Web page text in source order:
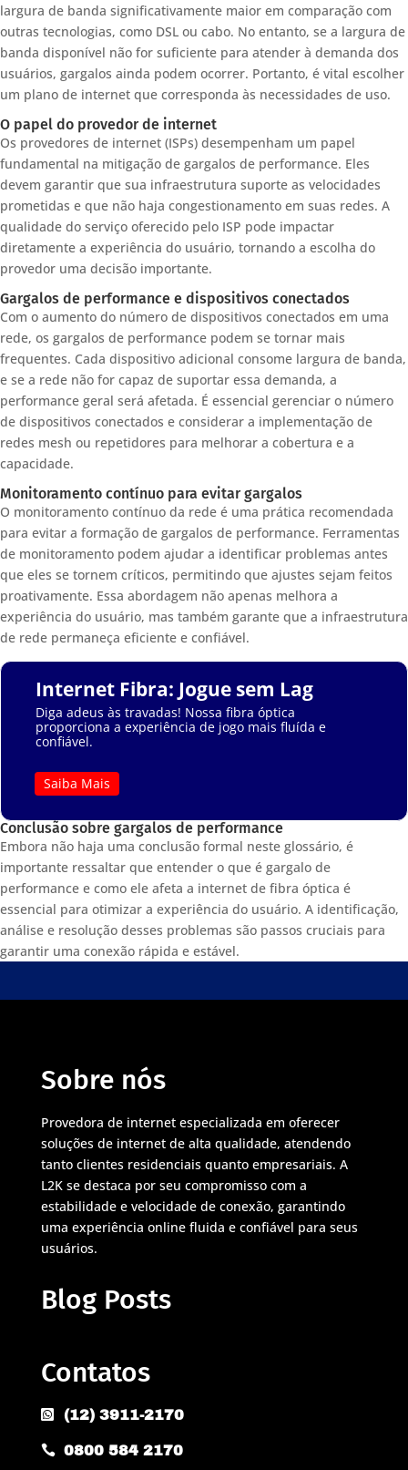
largura de banda significativamente maior em comparação com
outras tecnologias, como DSL ou cabo. No entanto, se a largura de
banda disponível não for suficiente para atender à demanda dos
usuários, gargalos ainda podem ocorrer. Portanto, é vital escolher
um plano de internet que corresponda às necessidades de uso.
O papel do provedor de internet
Os provedores de internet (ISPs) desempenham um papel
fundamental na mitigação de gargalos de performance. Eles
devem garantir que sua infraestrutura suporte as velocidades
prometidas e que não haja congestionamento em suas redes. A
qualidade do serviço oferecido pelo ISP pode impactar
diretamente a experiência do usuário, tornando a escolha do
provedor uma decisão importante.
Gargalos de performance e dispositivos conectados
Com o aumento do número de dispositivos conectados em uma
rede, os gargalos de performance podem se tornar mais
frequentes. Cada dispositivo adicional consome largura de banda,
e se a rede não for capaz de suportar essa demanda, a
performance geral será afetada. É essencial gerenciar o número
de dispositivos conectados e considerar a implementação de
redes mesh ou repetidores para melhorar a cobertura e a
capacidade.
Monitoramento contínuo para evitar gargalos
O monitoramento contínuo da rede é uma prática recomendada
para evitar a formação de gargalos de performance. Ferramentas
de monitoramento podem ajudar a identificar problemas antes
que eles se tornem críticos, permitindo que ajustes sejam feitos
proativamente. Essa abordagem não apenas melhora a
experiência do usuário, mas também garante que a infraestrutura
de rede permaneça eficiente e confiável.
Internet Fibra: Jogue sem Lag
Diga adeus às travadas! Nossa fibra óptica
proporciona a experiência de jogo mais fluída e
confiável.
Saiba Mais
Conclusão sobre gargalos de performance
Embora não haja uma conclusão formal neste glossário, é
importante ressaltar que entender o que é gargalo de
performance e como ele afeta a internet de fibra óptica é
essencial para otimizar a experiência do usuário. A identificação,
análise e resolução desses problemas são passos cruciais para
garantir uma conexão rápida e estável.
Sobre nós
Provedora de internet especializada em oferecer
soluções de internet de alta qualidade, atendendo
tanto clientes residenciais quanto empresariais. A
L2K se destaca por seu compromisso com a
estabilidade e velocidade de conexão, garantindo
uma experiência online fluida e confiável para seus
usuários.
Blog Posts
Contatos
 (12) 3911-2170
 0800 584 2170